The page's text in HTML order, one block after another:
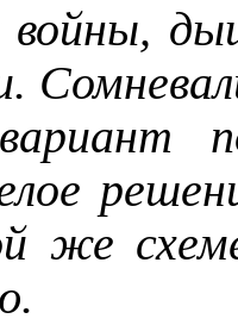
войны,
же